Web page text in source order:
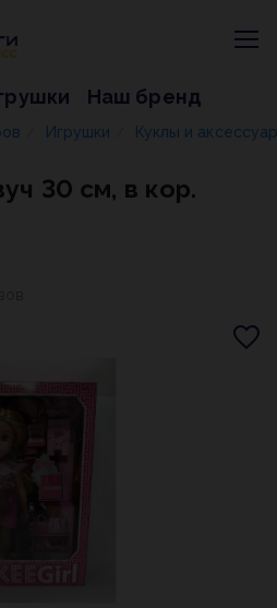
Наш бренд
Игрушки Куклы и
30 см, в кор.